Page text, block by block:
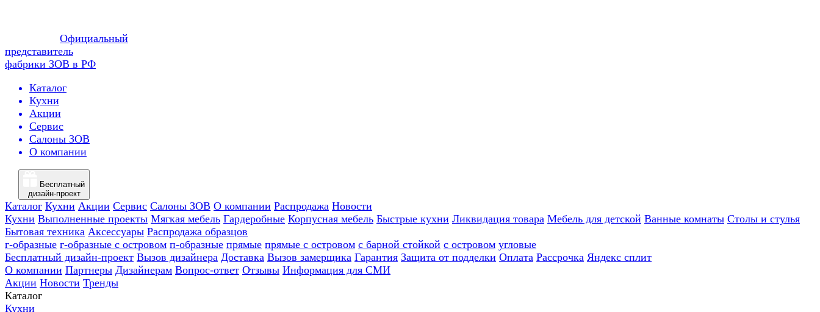
Официальный
представитель
фабрики ЗОВ в РФ
Каталог
Кухни
Акции
Сервис
Салоны ЗОВ
О компании
Бесплатный
дизайн-проект
Каталог Кухни Акции Сервис Салоны ЗОВ О компании Распродажа Новости
Кухни Выполненные проекты Мягкая мебель Гардеробные Корпусная мебель Быстрые кухни Ликвидация товара Мебель для детской Ванные комнаты Столы и стулья
Бытовая техника Аксессуары Распродажа образцов
г-образные г-образные с островом п-образные прямые прямые с островом с барной стойкой с островом угловые
Бесплатный дизайн-проект Вызов дизайнера Доставка Вызов замерщика Гарантия Защита от подделки Оплата Рассрочка Яндекс сплит
О компании Партнеры Дизайнерам Вопрос-ответ Отзывы Информация для СМИ
Акции Новости Тренды
Каталог
Кухни